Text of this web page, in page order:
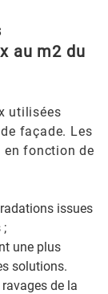
au m2 du
utilisées
façade. Les
fonction de
issues
;
une plus
solutions.
de la